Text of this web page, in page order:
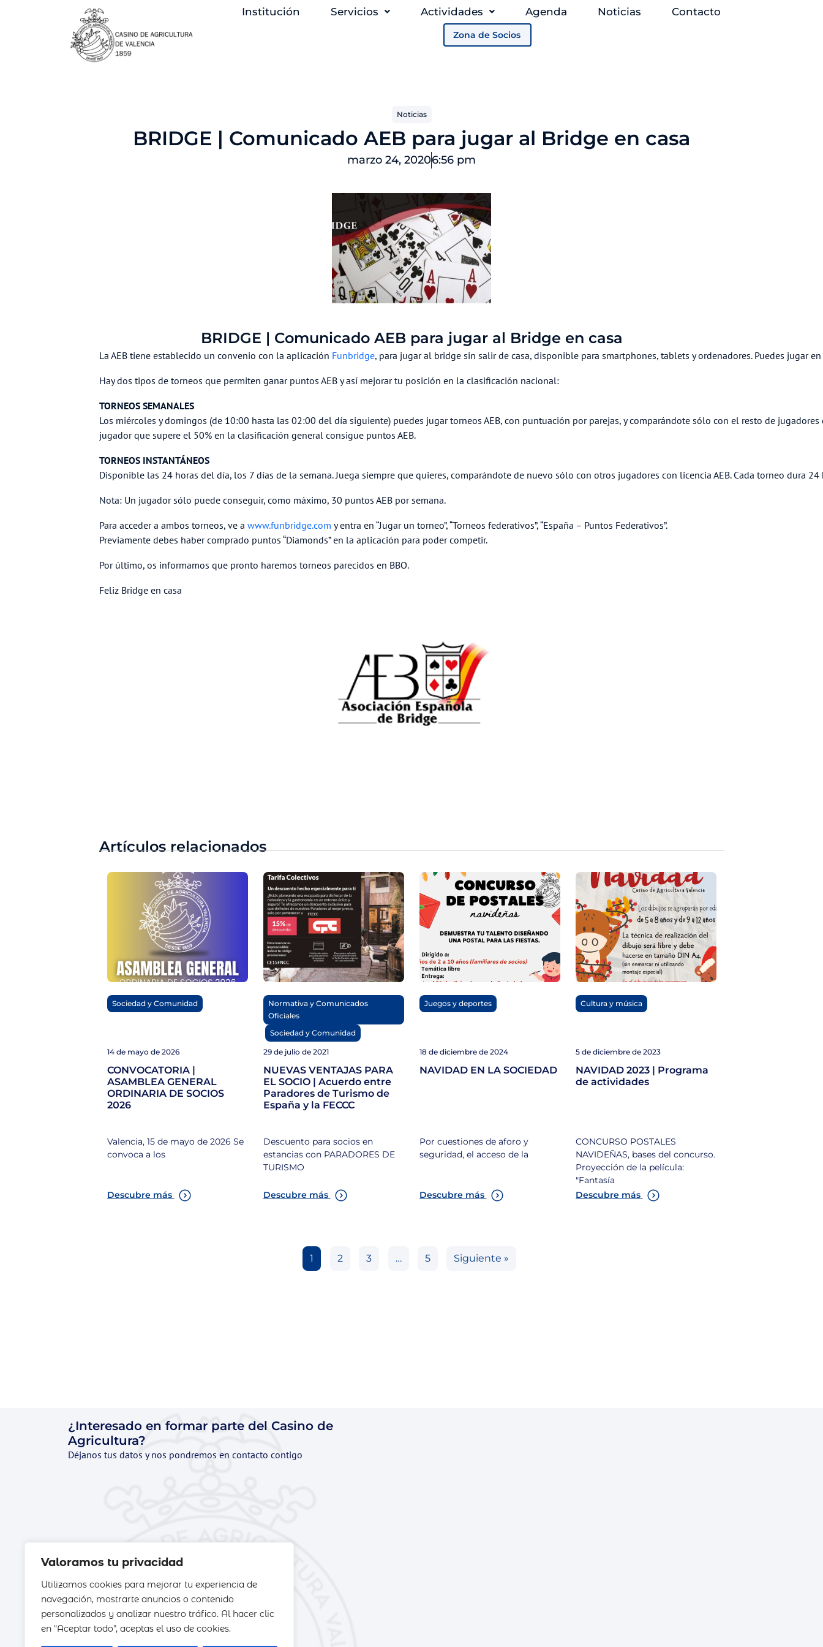
Valoramos tu privacidad
Utilizamos cookies para mejorar tu experiencia de
navegación, mostrarte anuncios o contenido
personalizados y analizar nuestro tráfico. Al hacer clic
en "Aceptar todo", aceptas el uso de cookies.
Institución Servicios Actividades Agenda Noticias Contacto
Zona de Socios
Noticias
BRIDGE | Comunicado AEB para jugar al Bridge en casa
marzo 24, 20206:56 pm
BRIDGE | Comunicado AEB para jugar al Bridge en casa
La AEB tiene establecido un convenio con la aplicación Funbridge, para jugar al bridge sin salir de casa, disponible para smartphones, tablets y ordenadores. Puedes jugar
Hay dos tipos de torneos que permiten ganar puntos AEB y así mejorar tu posición en la clasificación nacional:
TORNEOS SEMANALES
Los miércoles y domingos (de 10:00 hasta las 02:00 del día siguiente) puedes jugar torneos AEB, con puntuación por parejas, y comparándote sólo con el resto de
jugador que supere el 50% en la clasificación general consigue puntos AEB.
TORNEOS INSTANTÁNEOS
Disponible las 24 horas del día, los 7 días de la semana. Juega siempre que quieres, comparándote de nuevo sólo con otros jugadores con licencia AEB. Cada torneo dura
Nota: Un jugador sólo puede conseguir, como máximo, 30 puntos AEB por semana.
Para acceder a ambos torneos, ve a www.funbridge.com y entra en “Jugar un torneo”, “Torneos federativos”, “España – Puntos Federativos”.
Previamente debes haber comprado puntos “Diamonds” en la aplicación para poder competir.
Por último, os informamos que pronto haremos torneos parecidos en BBO.
Feliz Bridge en casa
Artículos relacionados
CONVOCATORIA |
ASAMBLEA GENERAL
ORDINARIA DE SOCIOS
2026
14 de mayo de 2026
Sociedad y Comunidad
Valencia, 15 de mayo de 2026 Se
convoca a los
Descubre más
NUEVAS VENTAJAS PARA
EL SOCIO | Acuerdo entre
Paradores de Turismo de
España y la FECCC
29 de julio de 2021
Normativa y Comunicados
Oficiales
Sociedad y Comunidad
Descuento para socios en
estancias con PARADORES DE
TURISMO
Descubre más
NAVIDAD EN LA SOCIEDAD
18 de diciembre de 2024
Juegos y deportes
Por cuestiones de aforo y
seguridad, el acceso de la
Descubre más
NAVIDAD 2023 | Programa
de actividades
5 de diciembre de 2023
Cultura y música
CONCURSO POSTALES
NAVIDEÑAS, bases del concurso.
Proyección de la película:
"Fantasía
Descubre más
1 2 3 … 5 Siguiente »
¿Interesado en formar parte del Casino de
Agricultura?
Déjanos tus datos y nos pondremos en contacto contigo